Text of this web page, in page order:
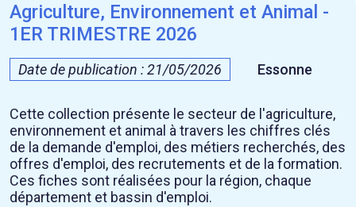
Agriculture, Environnement et Animal -
1ER TRIMESTRE 2026
Date de publication : 21/05/2026 Essonne
Cette collection présente le secteur de l'agriculture,
environnement et animal à travers les chiffres clés
de la demande d'emploi, des métiers recherchés, des
offres d'emploi, des recrutements et de la formation.
Ces fiches sont réalisées pour la région, chaque
département et bassin d'emploi.